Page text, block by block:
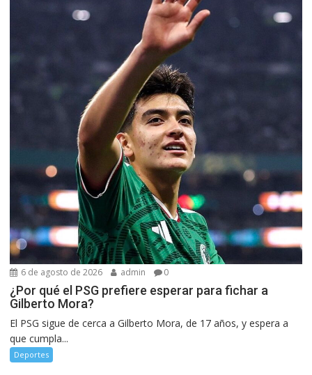
6 de agosto de 2026 admin 0
¿Por qué el PSG prefiere esperar para fichar a
Gilberto Mora?
El PSG sigue de cerca a Gilberto Mora, de 17 años, y espera a
que cumpla...
Deportes